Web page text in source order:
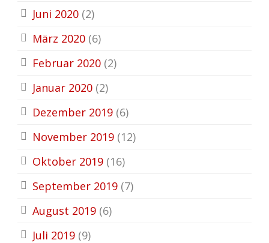
Juni 2020 (2)
März 2020 (6)
Februar 2020 (2)
Januar 2020 (2)
Dezember 2019 (6)
November 2019 (12)
Oktober 2019 (16)
September 2019 (7)
August 2019 (6)
Juli 2019 (9)